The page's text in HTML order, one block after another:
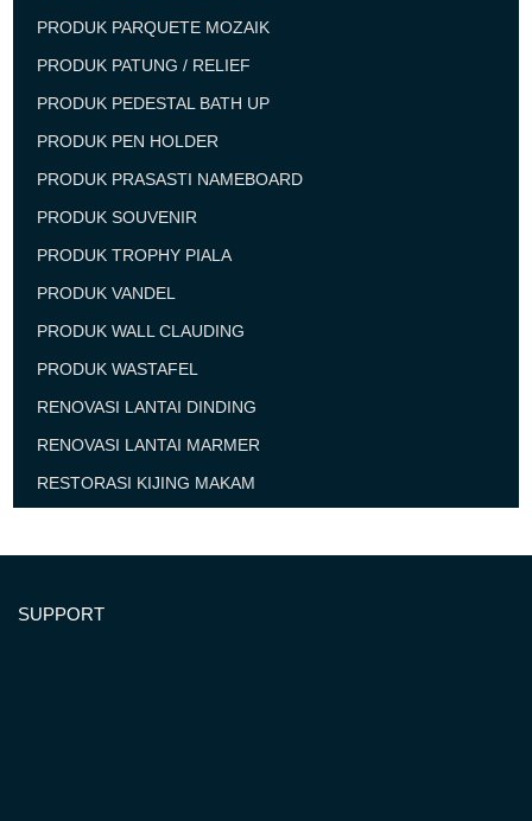
PRODUK PARQUETE MOZAIK
PRODUK PATUNG / RELIEF
PRODUK PEDESTAL BATH UP
PRODUK PEN HOLDER
PRODUK PRASASTI NAMEBOARD
PRODUK SOUVENIR
PRODUK TROPHY PIALA
PRODUK VANDEL
PRODUK WALL CLAUDING
PRODUK WASTAFEL
RENOVASI LANTAI DINDING
RENOVASI LANTAI MARMER
RESTORASI KIJING MAKAM
SUPPORT